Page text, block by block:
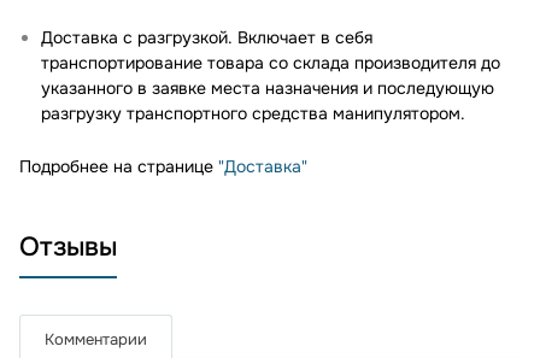
Доставка с разгрузкой. Включает в себя
транспортирование товара со склада производителя до
указанного в заявке места назначения и последующую
разгрузку транспортного средства манипулятором.
Подробнее на странице "Доставка"
Отзывы
Комментарии